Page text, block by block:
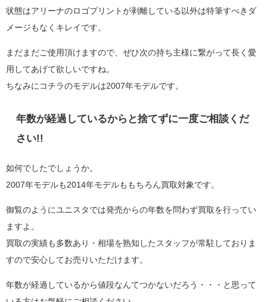
状態はアリーナのロゴプリントが剥離している以外は特筆すべきダ
メージもなくキレイです。
まだまだご使用頂けますので、ぜひ次の持ち主様に繋がって長く愛
用してあげて欲しいですね。
ちなみにコチラのモデルは2007年モデルです。
年数が経過しているからと捨てずに一度ご相談くだ
さい!!
如何でしたでしょうか。
2007年モデルも2014年モデルももちろん買取対象です。
御覧のようにユニスタでは発売からの年数を問わず買取を行ってい
ますよ。
買取の実績も多数あり・相場を熟知したスタッフが常駐しておりま
すので安心してお売りいただけます。
年数が経過しているから値段なんてつかないだろう・・・と思って